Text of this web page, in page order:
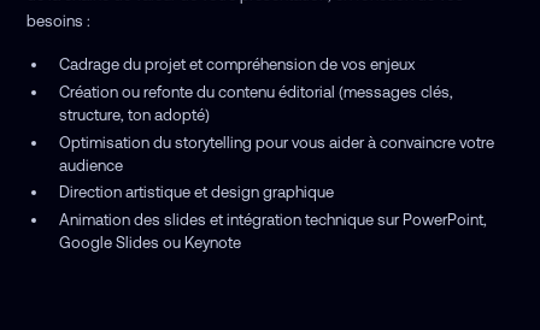
besoins :
Cadrage du projet et compréhension de vos enjeux
Création ou refonte du contenu éditorial (messages clés,
structure, ton adopté)
Optimisation du storytelling pour vous aider à convaincre votre
audience
Direction artistique et design graphique
Animation des slides et intégration technique sur PowerPoint,
Google Slides ou Keynote